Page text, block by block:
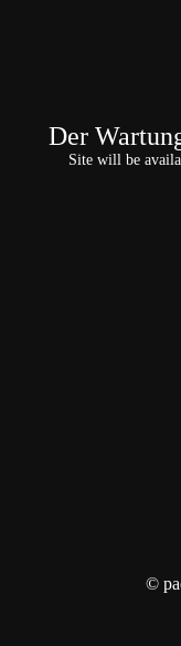
Der
Site will be
©